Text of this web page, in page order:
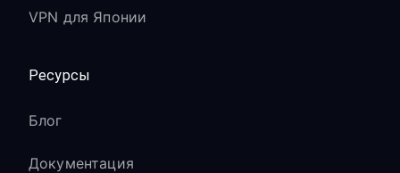
VPN для Японии
Ресурсы
Блог
Документация